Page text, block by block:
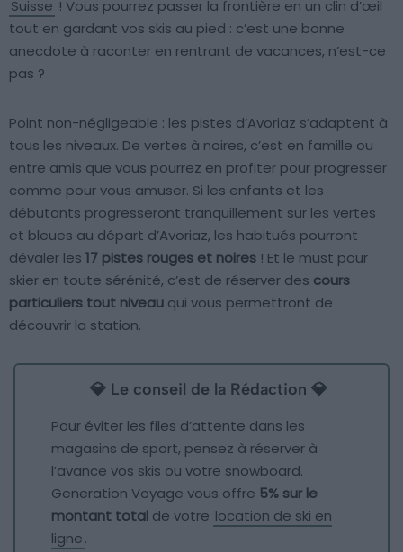
Suisse ! Vous pourrez passer la frontière en un clin d’œil
tout en gardant vos skis au pied : c’est une bonne
anecdote à raconter en rentrant de vacances, n’est-ce
pas ?
Point non-négligeable : les pistes d’Avoriaz s’adaptent à
tous les niveaux. De vertes à noires, c’est en famille ou
entre amis que vous pourrez en profiter pour progresser
comme pour vous amuser. Si les enfants et les
débutants progresseront tranquillement sur les vertes
et bleues au départ d’Avoriaz, les habitués pourront
dévaler les 17 pistes rouges et noires ! Et le must pour
skier en toute sérénité, c’est de réserver des cours
particuliers tout niveau qui vous permettront de
découvrir la station.
💎 Le conseil de la Rédaction 💎
Pour éviter les files d’attente dans les
magasins de sport, pensez à réserver à
l’avance vos skis ou votre snowboard.
Generation Voyage vous offre 5% sur le
montant total de votre location de ski en
ligne.